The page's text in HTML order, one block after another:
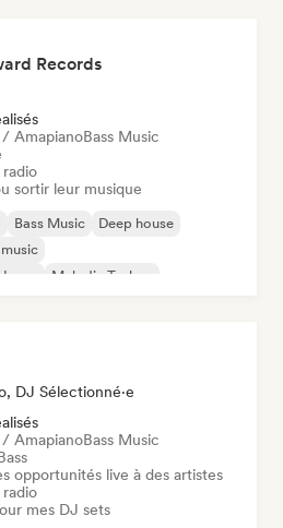
Records
AmapianoBass Music
sortir leur musique
Bass Music
Deep house
Melodic Techno
DJ Sélectionné·e
AmapianoBass Music
opportunités live à des artistes
mes DJ sets